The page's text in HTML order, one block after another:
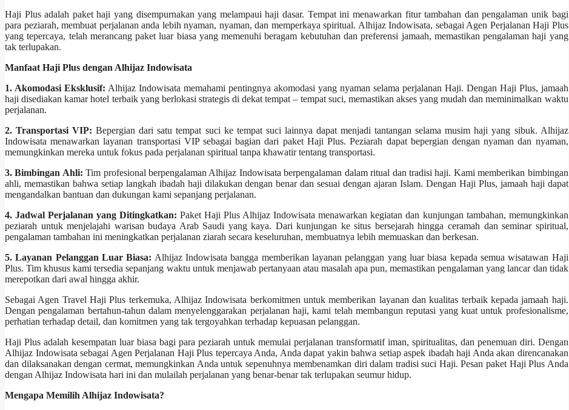
Haji Plus adalah paket haji yang disempurnakan yang melampaui haji dasar. Tempat ini menawarkan fitur tambahan dan pengalaman unik bagi
para peziarah, membuat perjalanan anda lebih nyaman, nyaman, dan memperkaya spiritual. Alhijaz Indowisata, sebagai Agen Perjalanan Haji Plus
yang tepercaya, telah merancang paket luar biasa yang memenuhi beragam kebutuhan dan preferensi jamaah, memastikan pengalaman haji yang
tak terlupakan.
Manfaat Haji Plus dengan Alhijaz Indowisata
1. Akomodasi Eksklusif: Alhijaz Indowisata memahami pentingnya akomodasi yang nyaman selama perjalanan Haji. Dengan Haji Plus, jamaah
haji disediakan kamar hotel terbaik yang berlokasi strategis di dekat tempat – tempat suci, memastikan akses yang mudah dan meminimalkan waktu
perjalanan.
2. Transportasi VIP: Bepergian dari satu tempat suci ke tempat suci lainnya dapat menjadi tantangan selama musim haji yang sibuk. Alhijaz
Indowisata menawarkan layanan transportasi VIP sebagai bagian dari paket Haji Plus. Peziarah dapat bepergian dengan nyaman dan nyaman,
memungkinkan mereka untuk fokus pada perjalanan spiritual tanpa khawatir tentang transportasi.
3. Bimbingan Ahli: Tim profesional berpengalaman Alhijaz Indowisata berpengalaman dalam ritual dan tradisi haji. Kami memberikan bimbingan
ahli, memastikan bahwa setiap langkah ibadah haji dilakukan dengan benar dan sesuai dengan ajaran Islam. Dengan Haji Plus, jamaah haji dapat
mengandalkan bantuan dan dukungan kami sepanjang perjalanan.
4. Jadwal Perjalanan yang Ditingkatkan: Paket Haji Plus Alhijaz Indowisata menawarkan kegiatan dan kunjungan tambahan, memungkinkan
peziarah untuk menjelajahi warisan budaya Arab Saudi yang kaya. Dari kunjungan ke situs bersejarah hingga ceramah dan seminar spiritual,
pengalaman tambahan ini meningkatkan perjalanan ziarah secara keseluruhan, membuatnya lebih memuaskan dan berkesan.
5. Layanan Pelanggan Luar Biasa: Alhijaz Indowisata bangga memberikan layanan pelanggan yang luar biasa kepada semua wisatawan Haji
Plus. Tim khusus kami tersedia sepanjang waktu untuk menjawab pertanyaan atau masalah apa pun, memastikan pengalaman yang lancar dan tidak
merepotkan dari awal hingga akhir.
Sebagai Agen Travel Haji Plus terkemuka, Alhijaz Indowisata berkomitmen untuk memberikan layanan dan kualitas terbaik kepada jamaah haji.
Dengan pengalaman bertahun-tahun dalam menyelenggarakan perjalanan haji, kami telah membangun reputasi yang kuat untuk profesionalisme,
perhatian terhadap detail, dan komitmen yang tak tergoyahkan terhadap kepuasan pelanggan.
Haji Plus adalah kesempatan luar biasa bagi para peziarah untuk memulai perjalanan transformatif iman, spiritualitas, dan penemuan diri. Dengan
Alhijaz Indowisata sebagai Agen Perjalanan Haji Plus tepercaya Anda, Anda dapat yakin bahwa setiap aspek ibadah haji Anda akan direncanakan
dan dilaksanakan dengan cermat, memungkinkan Anda untuk sepenuhnya membenamkan diri dalam tradisi suci Haji. Pesan paket Haji Plus Anda
dengan Alhijaz Indowisata hari ini dan mulailah perjalanan yang benar-benar tak terlupakan seumur hidup.
Mengapa Memilih Alhijaz Indowisata?